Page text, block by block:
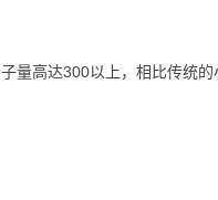
量高达300以上，相比传统